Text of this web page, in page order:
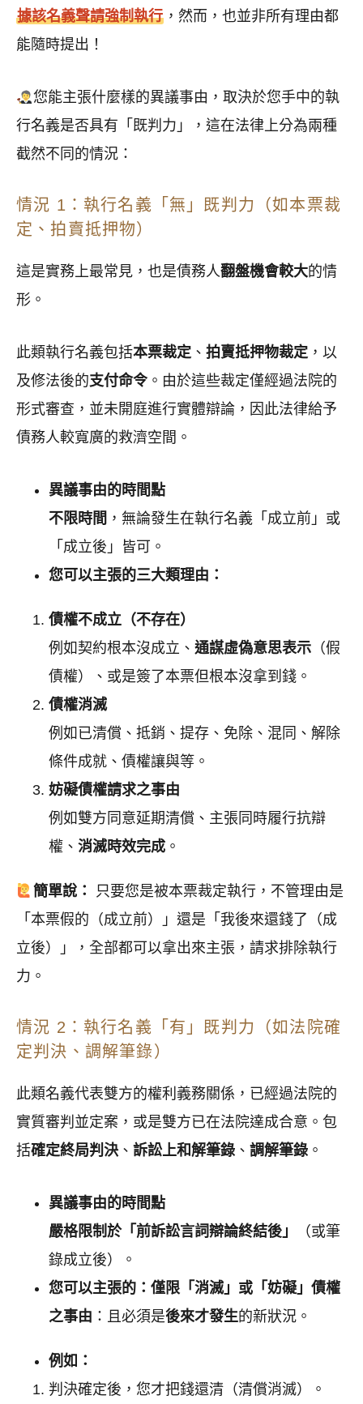
據該名義聲請強制執行 ，然而，也並非所有理由都
能隨時提出！
您能主張什麼樣的異議事由，取決於您手中的執
行名義是否具有「既判力」，這在法律上分為兩種
截然不同的情況：
情況 1：執行名義「無」既判力（如本票裁
定、拍賣抵押物）
這是實務上最常見，也是債務人翻盤機會較大的情
形。
此類執行名義包括本票裁定 、 拍賣抵押物裁定 ，以
及修法後的支付命令 。由於這些裁定僅經過法院的
形式審查，並未開庭進行實體辯論，因此法律給予
債務人較寬廣的救濟空間。
異議事由的時間點
不限時間 ，無論發生在執行名義「成立前」或
「成立後」皆可。
您可以主張的三大類理由：
債權不成立（不存在）
例如契約根本沒成立、 通謀虛偽意思表示 （假
債權）、或是簽了本票但根本沒拿到錢。
債權消滅
例如已清償、抵銷、提存、免除、混同、解除
條件成就、債權讓與等。
妨礙債權請求之事由
例如雙方同意延期清償、主張同時履行抗辯
權、 消滅時效完成 。
簡單說：
只要您是被本票裁定執行，不管理由是
「本票假的（成立前）」還是「我後來還錢了（成
立後）」，全部都可以拿出來主張，請求排除執行
力。
情況 2：執行名義「有」既判力（如法院確
定判決、調解筆錄）
此類名義代表雙方的權利義務關係，已經過法院的
實質審判並定案，或是雙方已在法院達成合意。包
括確定終局判決 、 訴訟上和解筆錄 、 調解筆錄 。
異議事由的時間點
嚴格限制於「前訴訟言詞辯論終結後」
（或筆
錄成立後）。
您可以主張的：僅限「消滅」或「妨礙」債權
之事由 ：且必須是後來才發生的新狀況。
例如：
判決確定後，您才把錢還清（清償消滅）。